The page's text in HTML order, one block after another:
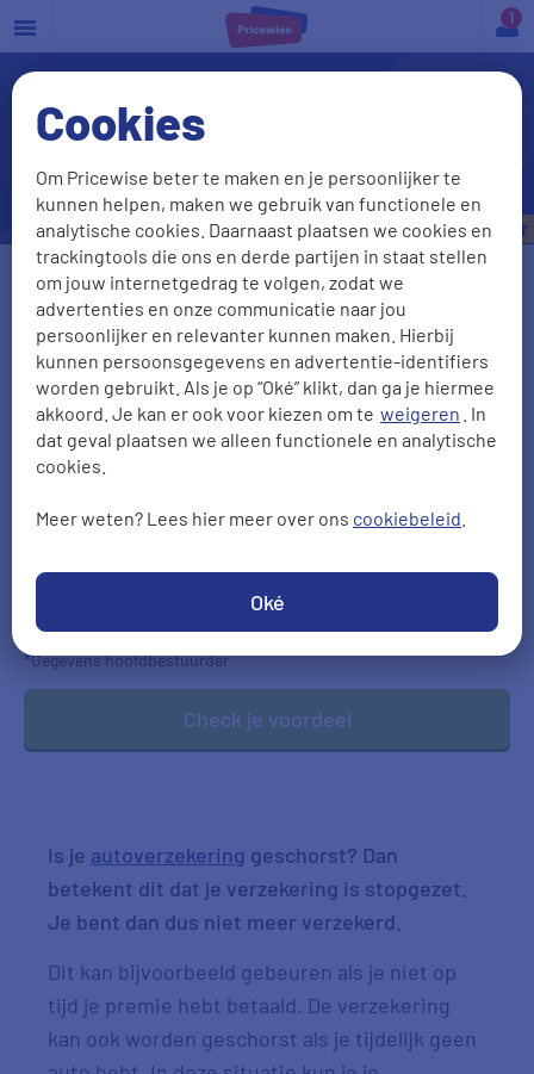
Cookies
Om Pricewise beter te maken en je persoonlijker te
kunnen helpen, maken we gebruik van functionele en
analytische cookies. Daarnaast plaatsen we cookies en
trackingtools die ons en derde partijen in staat stellen
om jouw internetgedrag te volgen, zodat we
advertenties en onze communicatie naar jou
persoonlijker en relevanter kunnen maken. Hierbij
kunnen persoonsgegevens en advertentie-identifiers
worden gebruikt. Als je op “Oké” klikt, dan ga je hiermee
akkoord. Je kan er ook voor kiezen om te weigeren . In
dat geval plaatsen we alleen functionele en analytische
cookies.
Meer weten? Lees hier meer over ons cookiebeleid
Oké
a
Wat betekent het als mijn
autoverzekering is
geschorst?
Vul je kenteken in
Kenteken onbekend
Postcode Huisnr + Toevoeging
*Gegevens hoofdbestuurder
Check je voordeel
Bespaar tot €535,- per jaar
Is je autoverzekering geschorst? Dan
betekent dit dat je verzekering is stopgezet.
Je bent dan dus niet meer verzekerd.
Dit kan bijvoorbeeld gebeuren als je niet op
tijd je premie hebt betaald. De verzekering
kan ook worden geschorst als je tijdelijk geen